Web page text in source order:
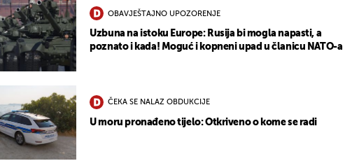
OBAVJEŠTAJNO UPOZORENJE
Uzbuna na istoku Europe: Rusija bi mogla napasti, a
poznato i kada! Moguć i kopneni upad u članicu NATO-a
ČEKA SE NALAZ OBDUKCIJE
U moru pronađeno tijelo: Otkriveno o kome se radi